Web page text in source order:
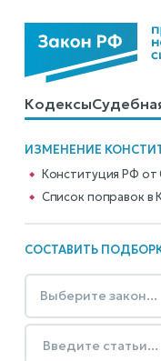
Кодексы
Калькуляторы
ИЗМЕНЕНИЕ
Конституция РФ от
Cписок поправок в
СОСТАВИТЬ